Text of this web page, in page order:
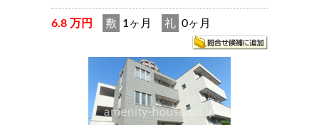
6.8 万円 敷 1ヶ月 礼 0ヶ月